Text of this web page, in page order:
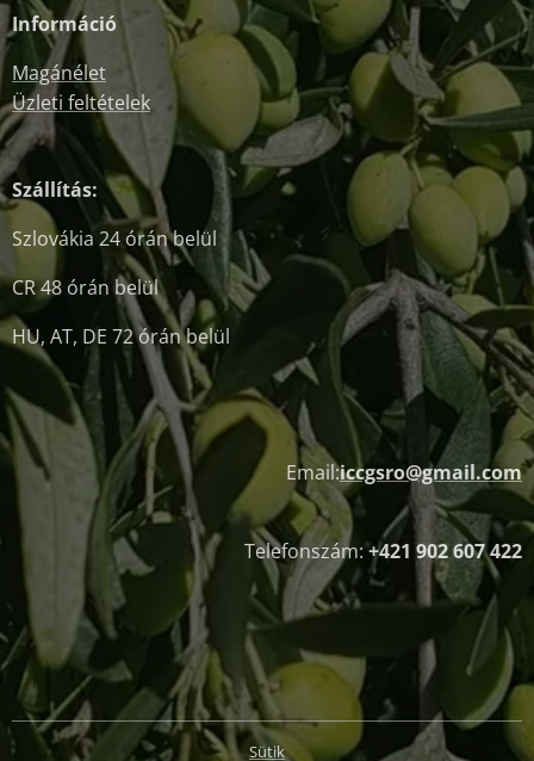
Információ
Magánélet
Üzleti feltételek
Szállítás:
Szlovákia 24 órán belül
CR 48 órán belül
HU, AT, DE 72 órán belül
Email:iccgsro@gmail.com
Telefonszám:+421 902 607 422
Sütik